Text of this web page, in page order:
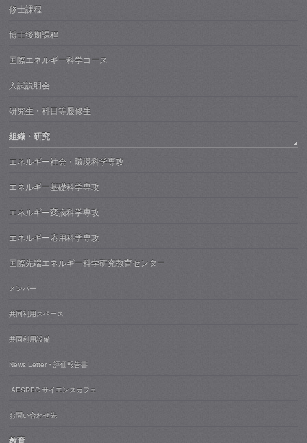
修士課程
博士後期課程
国際エネルギー科学コース
入試説明会
研究生・科目等履修生
組織・研究
エネルギー社会・環境科学専攻
エネルギー基礎科学専攻
エネルギー変換科学専攻
エネルギー応用科学専攻
国際先端エネルギー科学研究教育センター
メンバー
共同利用スペース
共同利用設備
News Letter・評価報告書
IAESREC サイエンスカフェ
お問い合わせ先